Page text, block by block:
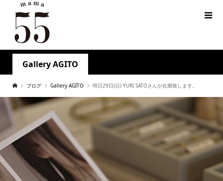
Gallery AGITO
ブログ Gallery AGITO 明日29日(日) YURI SATOさんが在廊致します。